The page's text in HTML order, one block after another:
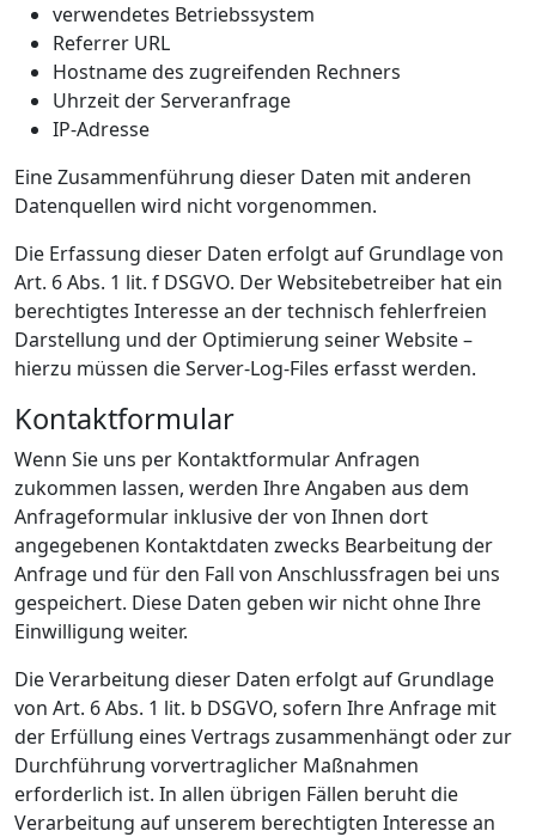
verwendetes Betriebssystem
Referrer URL
Hostname des zugreifenden Rechners
Uhrzeit der Serveranfrage
IP-Adresse
Eine Zusammenführung dieser Daten mit anderen
Datenquellen wird nicht vorgenommen.
Die Erfassung dieser Daten erfolgt auf Grundlage von
Art. 6 Abs. 1 lit. f DSGVO. Der Websitebetreiber hat ein
berechtigtes Interesse an der technisch fehlerfreien
Darstellung und der Optimierung seiner Website –
hierzu müssen die Server-Log-Files erfasst werden.
Kontaktformular
Wenn Sie uns per Kontaktformular Anfragen
zukommen lassen, werden Ihre Angaben aus dem
Anfrageformular inklusive der von Ihnen dort
angegebenen Kontaktdaten zwecks Bearbeitung der
Anfrage und für den Fall von Anschlussfragen bei uns
gespeichert. Diese Daten geben wir nicht ohne Ihre
Einwilligung weiter.
Die Verarbeitung dieser Daten erfolgt auf Grundlage
von Art. 6 Abs. 1 lit. b DSGVO, sofern Ihre Anfrage mit
der Erfüllung eines Vertrags zusammenhängt oder zur
Durchführung vorvertraglicher Maßnahmen
erforderlich ist. In allen übrigen Fällen beruht die
Verarbeitung auf unserem berechtigten Interesse an